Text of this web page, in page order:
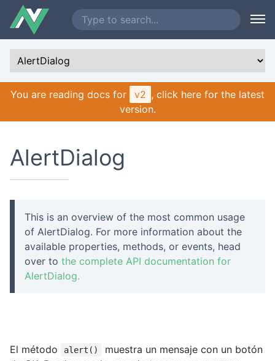
You are reading docs for v2 , click here for the latest
version.
AlertDialog
This is an overview of the most common usage
of AlertDialog. For more information about the
available properties, methods, or events, head
over to the complete API documentation for
AlertDialog.
El método alert()
muestra un mensaje con un botón